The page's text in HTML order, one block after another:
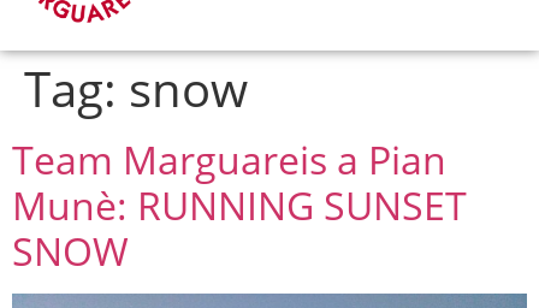
Tag: snow
Team Marguareis a Pian
Munè: RUNNING SUNSET
SNOW